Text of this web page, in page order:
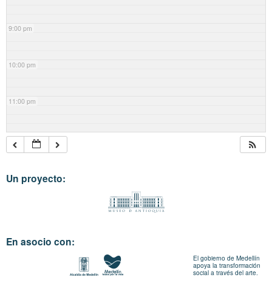
9:00 pm
10:00 pm
11:00 pm
Un proyecto:
En asocio con:
El gobierno de Medellín
apoya la transformación
social a través del arte.